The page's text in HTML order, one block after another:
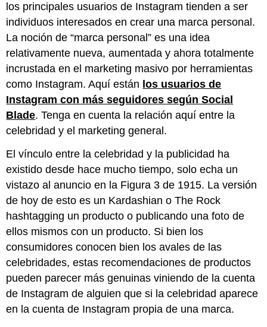
los principales usuarios de Instagram tienden a ser
individuos interesados en crear una marca personal.
La noción de “marca personal” es una idea
relativamente nueva, aumentada y ahora totalmente
incrustada en el marketing masivo por herramientas
como Instagram. Aquí están los usuarios de
Instagram con más seguidores según Social
Blade. Tenga en cuenta la relación aquí entre la
celebridad y el marketing general.
El vínculo entre la celebridad y la publicidad ha
existido desde hace mucho tiempo, solo echa un
vistazo al anuncio en la Figura 3 de 1915. La versión
de hoy de esto es un Kardashian o The Rock
hashtagging un producto o publicando una foto de
ellos mismos con un producto. Si bien los
consumidores conocen bien los avales de las
celebridades, estas recomendaciones de productos
pueden parecer más genuinas viniendo de la cuenta
de Instagram de alguien que si la celebridad aparece
en la cuenta de Instagram propia de una marca.